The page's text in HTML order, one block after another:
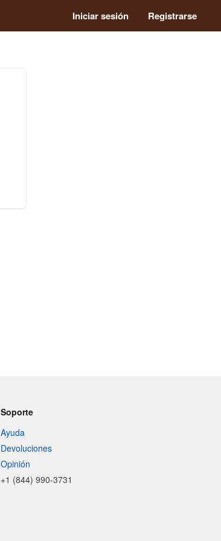
Iniciar sesión Registrarse
Soporte
Ayuda
Devoluciones
Opinión
+1 (844) 990-3731